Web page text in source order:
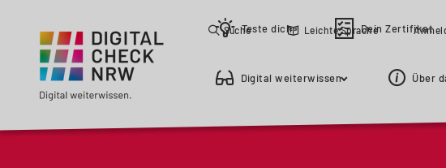
Teste dich Dein Zertifikat
Digital weiterwissen Über
Suche Leichte Sprache